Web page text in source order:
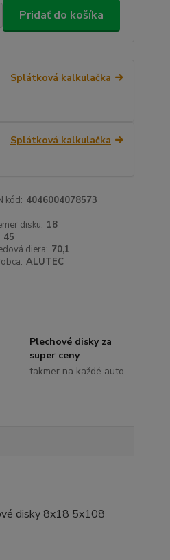
Pridať do košíka
Splátková kalkulačka
Splátková kalkulačka
kód: 4046004078573
disku: 18
45
diera: 70,1
ALUTEC
Plechové disky za
super ceny
takmer na každé auto
disky 8x18 5x108